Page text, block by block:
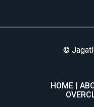
©
HOME